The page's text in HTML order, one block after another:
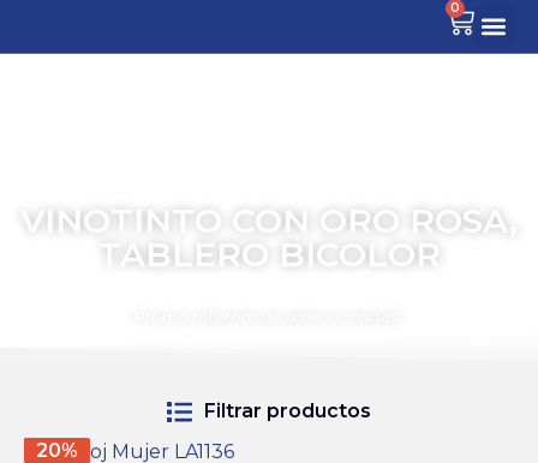
0
VINOTINTO CON ORO ROSA,
TABLERO BICOLOR
Filtrar productos
20%